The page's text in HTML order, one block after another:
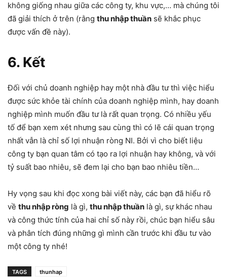
không giống nhau giữa các công ty, khu vực,… mà chúng tôi
đã giải thích ở trên (rằng thu nhập thuần sẽ khắc phục
được vấn đề này).
6. Kết
Đối với chủ doanh nghiệp hay một nhà đầu tư thì việc hiểu
được sức khỏe tài chính của doanh nghiệp mình, hay doanh
nghiệp mình muốn đầu tư là rất quan trọng. Có nhiều yếu
tố để bạn xem xét nhưng sau cùng thì có lẽ cái quan trọng
nhất vẫn là chỉ số lợi nhuận ròng NI. Bởi vì cho biết liệu
công ty bạn quan tâm có tạo ra lợi nhuận hay không, và với
tỷ suất bao nhiêu, sẽ đem lại cho bạn bao nhiêu tiền…
Hy vọng sau khi đọc xong bài viết này, các bạn đã hiểu rõ
về thu nhập ròng là gì, thu nhập thuần là gì, sự khác nhau
và công thức tính của hai chỉ số này rồi, chúc bạn hiểu sâu
và phân tích đúng những gì mình cần trước khi đầu tư vào
một công ty nhé!
TAGS thunhap